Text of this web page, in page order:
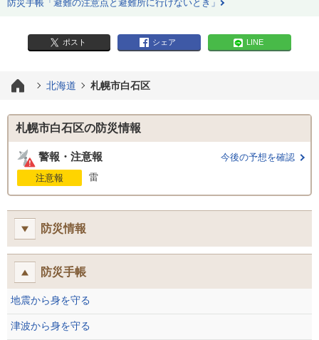
防災手帳「避難の注意点と避難所に行けないとき」
ポスト シェア LINE
北海道 札幌市白石区
札幌市白石区の防災情報
警報・注意報
今後の予想を確認
注意報
雷
防災情報
防災手帳
地震から身を守る
津波から身を守る